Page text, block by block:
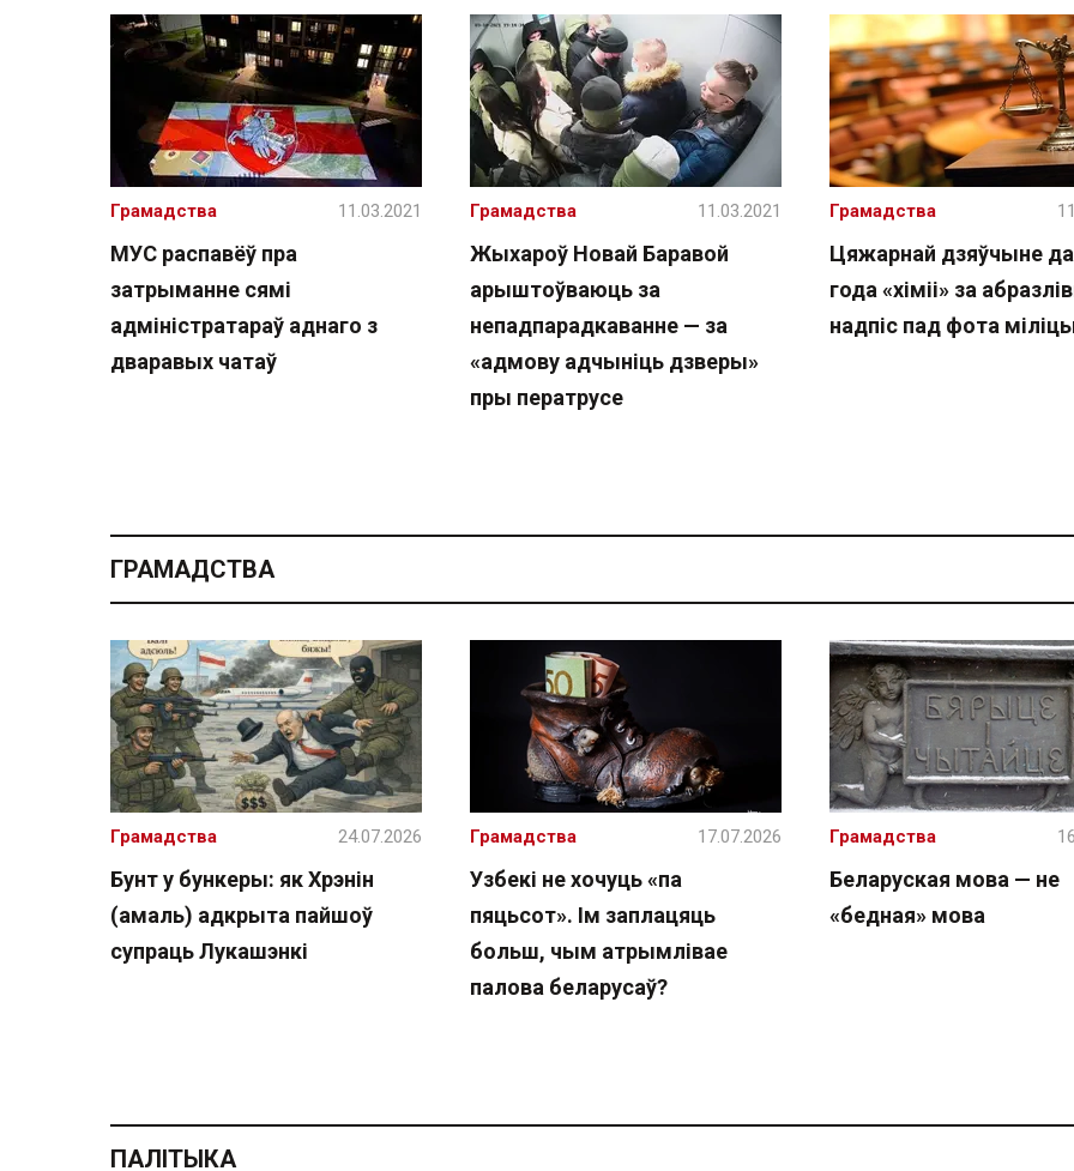
МУС распавёў пра
затрыманне сямі
адміністратараў аднаго з
дваравых чатаў
Грамадства 11.03.2021
Жыхароў Новай Баравой
арыштоўваюць за
непадпарадкаванне — за
«адмову адчыніць дзверы»
пры ператрусе
Грамадства 11.03.2021
Цяжарнай дзяўчыне
года «хіміі» за
надпіс пад фота
Грамадства
ГРАМАДСТВА
Бунт у бункеры: як Хрэнін
(амаль) адкрыта пайшоў
супраць Лукашэнкі
Грамадства 24.07.2026
Узбекі не хочуць «па
пяцьсот». Ім заплацяць
больш, чым атрымлівае
палова беларусаў?
Грамадства 17.07.2026
Беларуская мова — не
«бедная» мова
Грамадства
ПАЛІТЫКА